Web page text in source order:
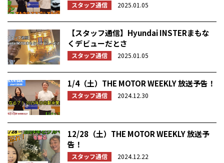
スタッフ通信 2025.01.05
【スタッフ通信】Hyundai INSTERまもな
くデビューだとさ
スタッフ通信 2025.01.05
1/4（土）THE MOTOR WEEKLY 放送予告！
スタッフ通信 2024.12.30
12/28（土）THE MOTOR WEEKLY 放送予
告！
スタッフ通信 2024.12.22